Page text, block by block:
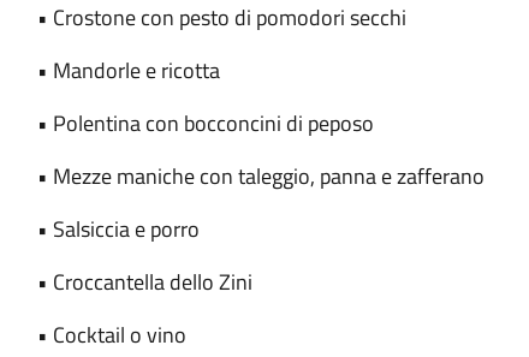
• Crostone con pesto di pomodori secchi
• Mandorle e ricotta
• Polentina con bocconcini di peposo
• Mezze maniche con taleggio, panna e zafferano
• Salsiccia e porro
• Croccantella dello Zini
• Cocktail o vino